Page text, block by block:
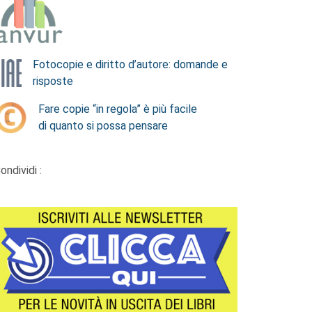
Fotocopie e diritto d’autore: domande e
risposte
Fare copie “in regola” è più facile
di quanto si possa pensare
: